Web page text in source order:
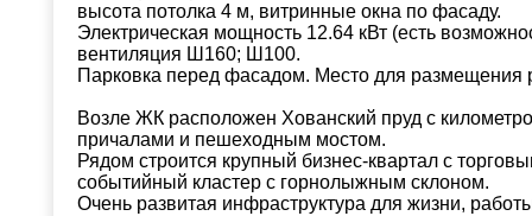
высота потолка 4 м, витринные окна по фасаду.
Электрическая мощность 12.64 кВт (есть
вентиляция Ш160; Ш100.
Парковка перед фасадом. Место для размещения
Возле ЖК расположен Хованский пруд с
причалами и пешеходным мостом.
Рядом строится крупный бизнес-квартал с
событийный кластер с горнолыжным склоном.
Очень развитая инфраструктура для жизни,